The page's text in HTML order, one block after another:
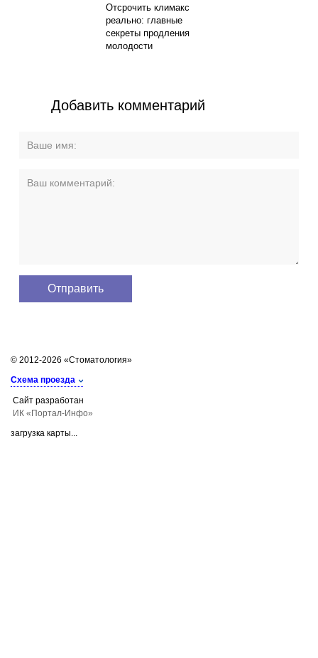
Отсрочить климакс
реально: главные
секреты продления
молодости
Добавить комментарий
© 2012-2026 «Стоматология»
Схема проезда
Сайт разработан
ИК «Портал-Инфо»
загрузка карты...